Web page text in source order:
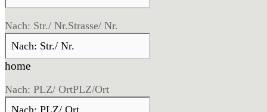
Nach: Str./ Nr.Strasse/ Nr.
home
Nach: PLZ/ OrtPLZ/Ort